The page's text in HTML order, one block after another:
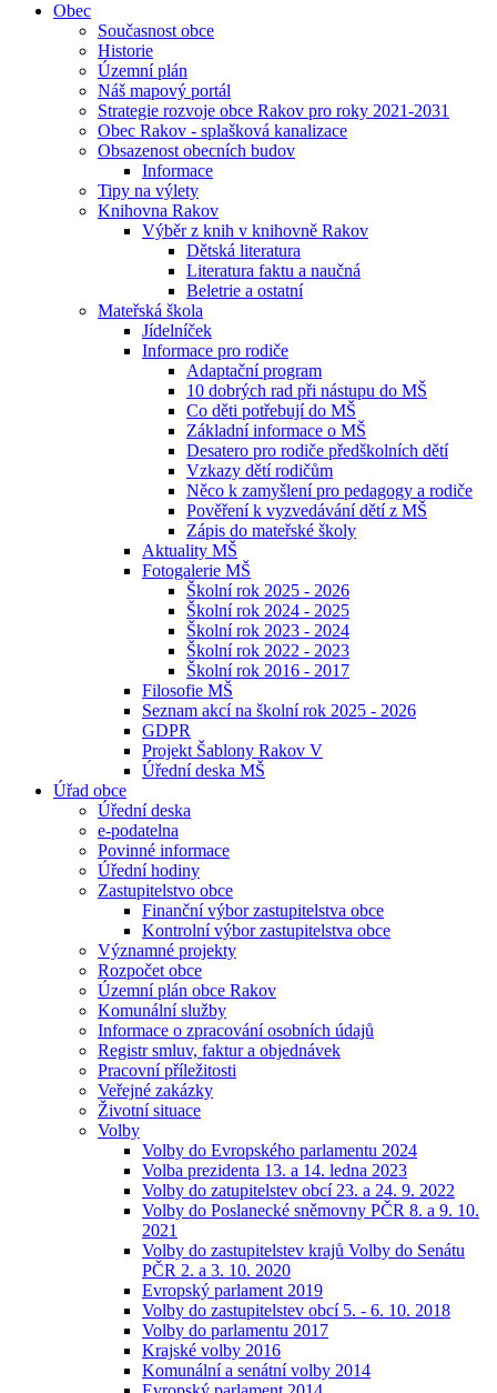
Obec
Současnost obce
Historie
Územní plán
Náš mapový portál
Strategie rozvoje obce Rakov pro roky 2021-2031
Obec Rakov - splašková kanalizace
Obsazenost obecních budov
Informace
Tipy na výlety
Knihovna Rakov
Výběr z knih v knihovně Rakov
Dětská literatura
Literatura faktu a naučná
Beletrie a ostatní
Mateřská škola
Jídelníček
Informace pro rodiče
Adaptační program
10 dobrých rad při nástupu do MŠ
Co děti potřebují do MŠ
Základní informace o MŠ
Desatero pro rodiče předškolních dětí
Vzkazy dětí rodičům
Něco k zamyšlení pro pedagogy a rodiče
Pověření k vyzvedávání dětí z MŠ
Zápis do mateřské školy
Aktuality MŠ
Fotogalerie MŠ
Školní rok 2025 - 2026
Školní rok 2024 - 2025
Školní rok 2023 - 2024
Školní rok 2022 - 2023
Školní rok 2016 - 2017
Filosofie MŠ
Seznam akcí na školní rok 2025 - 2026
GDPR
Projekt Šablony Rakov V
Úřední deska MŠ
Úřad obce
Úřední deska
e-podatelna
Povinné informace
Úřední hodiny
Zastupitelstvo obce
Finanční výbor zastupitelstva obce
Kontrolní výbor zastupitelstva obce
Významné projekty
Rozpočet obce
Územní plán obce Rakov
Komunální služby
Informace o zpracování osobních údajů
Registr smluv, faktur a objednávek
Pracovní příležitosti
Veřejné zakázky
Životní situace
Volby
Volby do Evropského parlamentu 2024
Volba prezidenta 13. a 14. ledna 2023
Volby do zatupitelstev obcí 23. a 24. 9. 2022
Volby do Poslanecké sněmovny PČR 8. a 9. 10.
2021
Volby do zastupitelstev krajů Volby do Senátu
PČR 2. a 3. 10. 2020
Evropský parlament 2019
Volby do zastupitelstev obcí 5. - 6. 10. 2018
Volby do parlamentu 2017
Krajské volby 2016
Komunální a senátní volby 2014